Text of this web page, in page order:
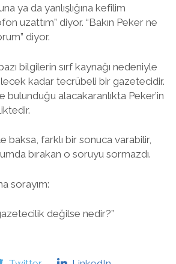
ya da yanlışlığına kefilim
uzattım” diyor. “Bakın Peker ne
diyor.
bilgilerin sırf kaynağı nedeniyle
kadar tecrübeli bir gazetecidir.
bulunduğu alacakaranlıkta Peker’in
baksa, farklı bir sonuca varabilir,
bırakan o soruyu sormazdı.
sorayım:
değilse nedir?”